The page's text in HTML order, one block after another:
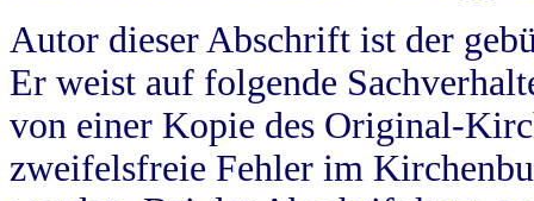
Autor dieser Abschrift ist der
Er weist auf folgende
von einer Kopie des Original-
zweifelsfreie Fehler im